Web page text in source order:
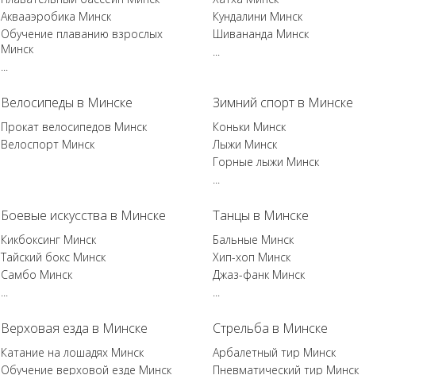
Аквааэробика Минск
Обучение плаванию взрослых
Минск
...
Кундалини Минск
Шивананда Минск
...
Велосипеды в Минске
Прокат велосипедов Минск
Велоспорт Минск
Зимний спорт в Минске
Коньки Минск
Лыжи Минск
Горные лыжи Минск
...
Боевые искусства в Минске
Кикбоксинг Минск
Тайский бокс Минск
Самбо Минск
...
Танцы в Минске
Бальные Минск
Хип-хоп Минск
Джаз-фанк Минск
...
Верховая езда в Минске
Катание на лошадях Минск
Обучение верховой езде Минск
Стрельба в Минске
Арбалетный тир Минск
Пневматический тир Минск